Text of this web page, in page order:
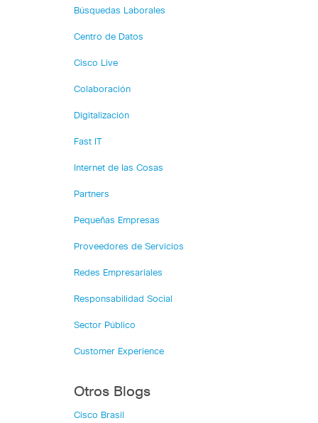
Búsquedas Laborales
Centro de Datos
Cisco Live
Colaboración
Digitalización
Fast IT
Internet de las Cosas
Partners
Pequeñas Empresas
Proveedores de Servicios
Redes Empresariales
Responsabilidad Social
Sector Público
Customer Experience
Otros Blogs
Cisco Brasil